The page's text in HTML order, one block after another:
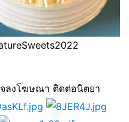
ลงโฆษณา ติดต่อนิตยา